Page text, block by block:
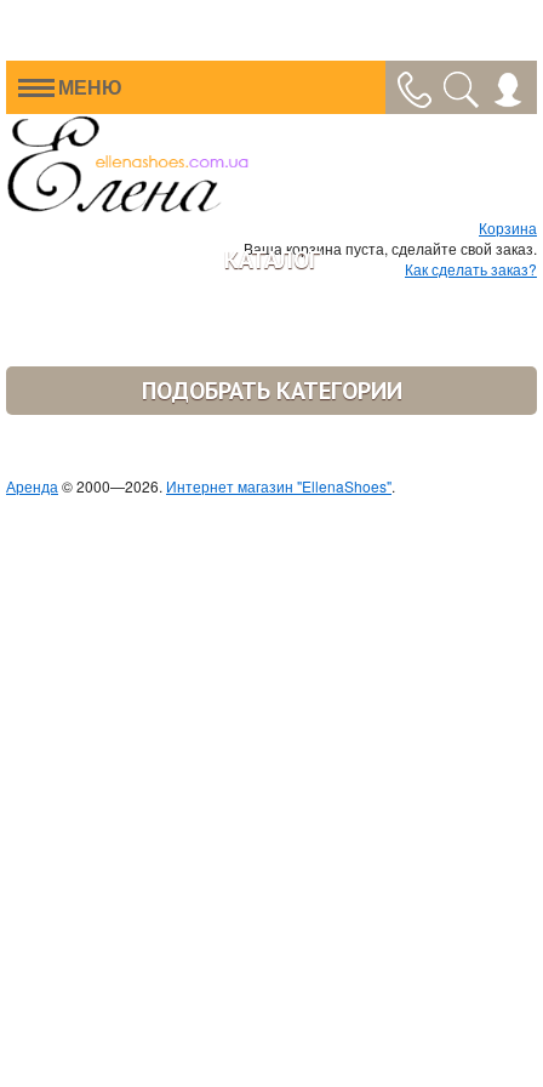
МЕНЮ
Корзина
Ваша корзина пуста, сделайте свой заказ.
Как сделать заказ?
КАТАЛОГ
ПОДОБРАТЬ КАТЕГОРИИ
Аренда © 2000—2026. Интернет магазин "EllenaShoes".